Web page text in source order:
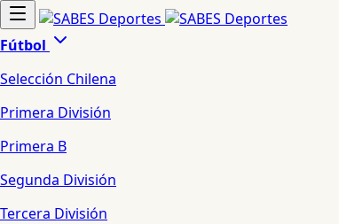
Fútbol
Selección Chilena
Primera División
Primera B
Segunda División
Tercera División